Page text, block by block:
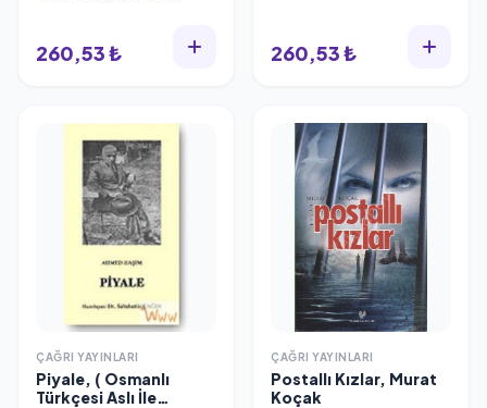
260,53 ₺ 260,53 ₺
ÇAĞRI YAYINLARI
Piyale, ( Osmanlı
Türkçesi Aslı İle
ÇAĞRI YAYINLARI
Postallı Kızlar, Murat
Koçak